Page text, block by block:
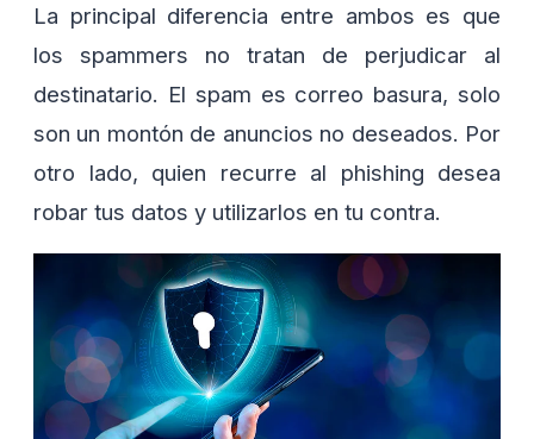
La principal diferencia entre ambos es que
los spammers no tratan de perjudicar al
destinatario. El spam es correo basura, solo
son un montón de anuncios no deseados. Por
otro lado, quien recurre al phishing desea
robar tus datos y utilizarlos en tu contra.